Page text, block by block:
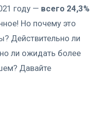
году — всего 24,3%
Но почему это
Действительно ли
ли ожидать более
Давайте